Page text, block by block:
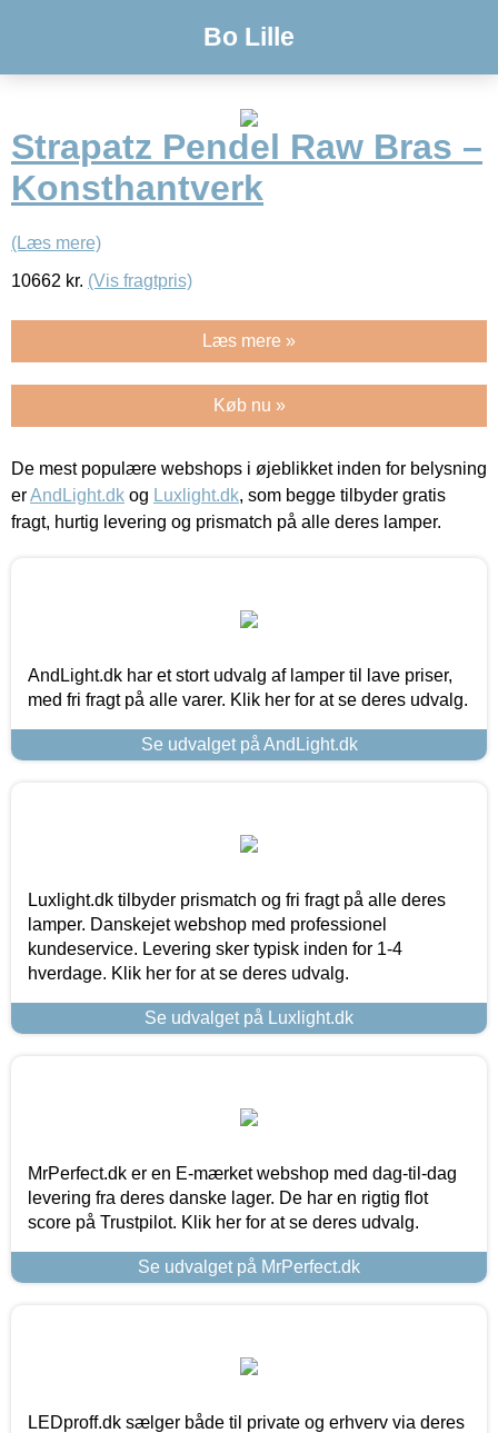
Bo Lille
Strapatz Pendel Raw Bras –
Konsthantverk
(Læs mere)
10662 kr. (Vis fragtpris)
Læs mere »
Køb nu »
De mest populære webshops i øjeblikket inden for belysning
erAndLight.dk og Luxlight.dk, som begge tilbyder gratis
fragt, hurtig levering og prismatch på alle deres lamper.
AndLight.dk har et stort udvalg af lamper til lave priser,
med fri fragt på alle varer. Klik her for at se deres udvalg.
Se udvalget på AndLight.dk
Luxlight.dk tilbyder prismatch og fri fragt på alle deres
lamper. Danskejet webshop med professionel
kundeservice. Levering sker typisk inden for 1-4
hverdage. Klik her for at se deres udvalg.
Se udvalget på Luxlight.dk
MrPerfect.dk er en E-mærket webshop med dag-til-dag
levering fra deres danske lager. De har en rigtig flot
score på Trustpilot. Klik her for at se deres udvalg.
Se udvalget på MrPerfect.dk
LEDproff.dk sælger både til private og erhverv via deres